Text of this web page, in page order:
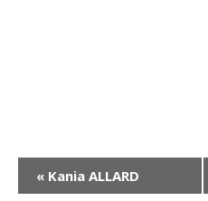
Navigation
Évènement
« Kania ALLARD